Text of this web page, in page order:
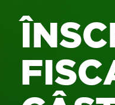
The Himalayas
din perspectiva unui
ajutorul unui jetpack, al